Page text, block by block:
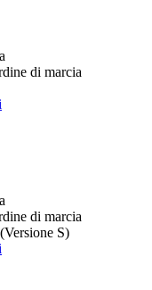
di marcia
di marcia
S)